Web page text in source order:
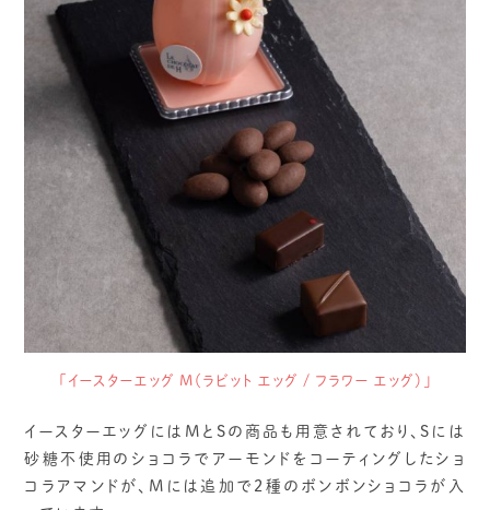
「イースターエッグ M（ラビット エッグ / フラワー エッグ）」
イースターエッグにはMとSの商品も用意されており、Sには
砂糖不使用のショコラでアーモンドをコーティングしたショ
コラアマンドが、Mには追加で2種のボンボンショコラが入